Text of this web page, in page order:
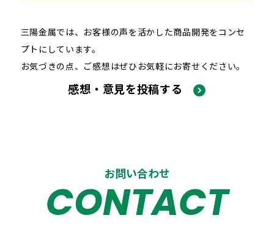
三陽金属では、お客様の声を活かした商品開発をコンセ
プトにしています。
お気づきの点、ご感想はぜひお気軽にお寄せください。
感想・意見を投稿する
お問い合わせ
CONTACT